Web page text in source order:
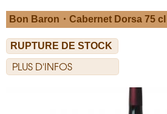
PLUS D'INFOS